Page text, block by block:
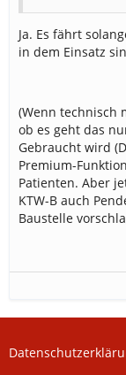
Ja. Es fährt
in dem Einsatz
(Wenn technisch
ob es geht das
Gebraucht wird
Premium-
Patienten. Aber
KTW-B auch
Baustelle